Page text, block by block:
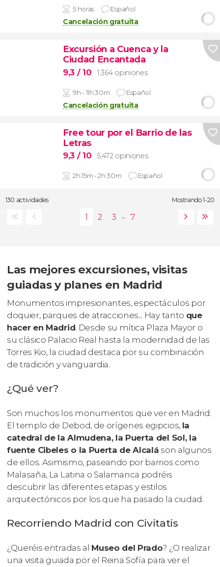
5 horas Español
Cancelación gratuita
Excursión a Cuenca y la
Ciudad Encantada
9,3 / 10 1.364 opiniones
9h - 11h 30m Español
Cancelación gratuita
Free tour por el Barrio de las
Letras
9,3 / 10 5.472 opiniones
2h 15m - 2h 30m Español
130 actividades Mostrando 1-20
...
Las mejores excursiones, visitas
guiadas y planes en Madrid
Monumentos impresionantes, espectáculos por
doquier, parques de atracciones... Hay tanto que
hacer en Madrid. Desde su mítica Plaza Mayor o
su clásico Palacio Real hasta la modernidad de las
Torres Kio, la ciudad destaca por su combinación
de tradición y vanguardia.
¿Qué ver?
Son muchos los monumentos que ver en Madrid.
El templo de Debod, de orígenes egipcios, la
catedral de la Almudena, la Puerta del Sol, la
fuente Cibeles o la Puerta de Alcalá son algunos
de ellos. Asimismo, paseando por barrios como
Malasaña, La Latina o Salamanca podréis
descubrir las diferentes etapas y estilos
arquitectónicos por los que ha pasado la ciudad.
Recorriendo Madrid con Civitatis
¿Queréis entradas al Museo del Prado? ¿O realizar
una visita guiada por el Reina Sofía para ver el